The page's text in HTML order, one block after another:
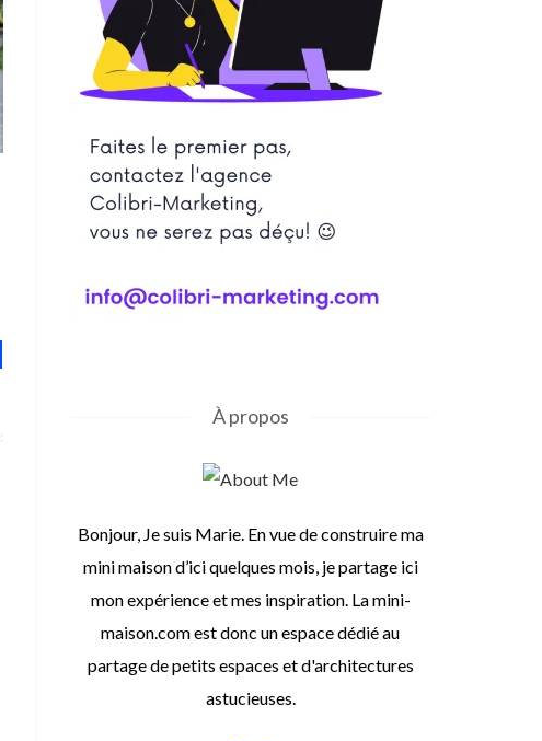
À propos
Bonjour, Je suis Marie. En vue de construire ma
mini maison d’ici quelques mois, je partage ici
mon expérience et mes inspiration. La mini-
maison.com est donc un espace dédié au
partage de petits espaces et d'architectures
astucieuses.